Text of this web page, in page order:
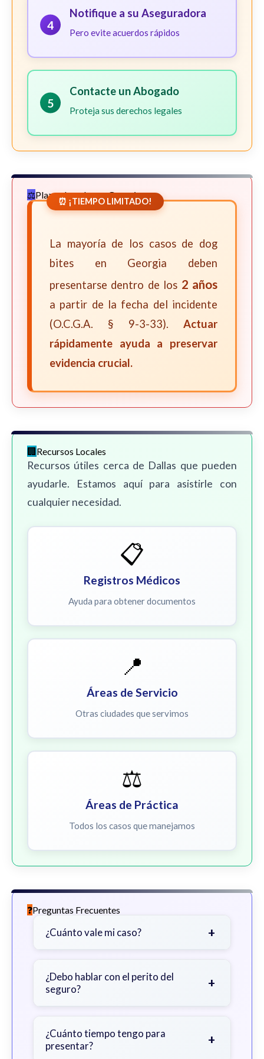
4
Notifique a su Aseguradora
Pero evite acuerdos rápidos
5
Contacte un Abogado
Proteja sus derechos legales
Plazos Legales en Georgia
⏰ ¡TIEMPO LIMITADO!
La mayoría de los casos de dog
bites en Georgia deben
presentarse dentro de los 2 años
a partir de la fecha del incidente
(O.C.G.A. § 9-3-33). Actuar
rápidamente ayuda a preservar
evidencia crucial.
Recursos Locales
Recursos útiles cerca de Dallas que pueden
ayudarle. Estamos aquí para asistirle con
cualquier necesidad.
📋
Registros Médicos
Ayuda para obtener documentos
📍
Áreas de Servicio
Otras ciudades que servimos
⚖️
Áreas de Práctica
Todos los casos que manejamos
Preguntas Frecuentes
¿Cuánto vale mi caso? +
gravedad de sus lesiones, facturas
médicas, tiempo fuera del trabajo y
¿Debo hablar con el perito del
seguro?
+
primero con un abogado para evitar
declaraciones que perjudiquen su
¿Cuánto tiempo tengo para
presentar?
+